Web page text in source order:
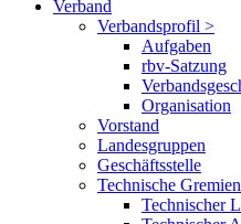
Verband
Verbandsprofil >
Aufgaben
rbv-Satzung
Organisation
Vorstand
Landesgruppen
Geschäftsstelle
Technische
Technischer